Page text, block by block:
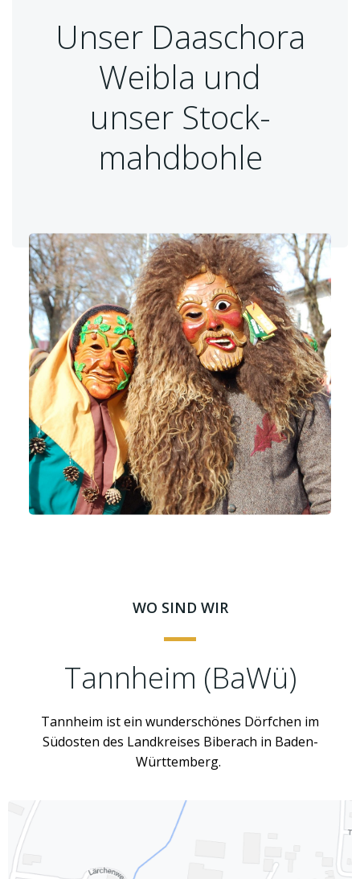
Unser Daaschora
Weibla und
unser Stock-
mahdbohle
WO SIND WIR
Tannheim (BaWü)
Tannheim ist ein wunderschönes Dörfchen im
Südosten des Landkreises Biberach in Baden-
Württemberg.